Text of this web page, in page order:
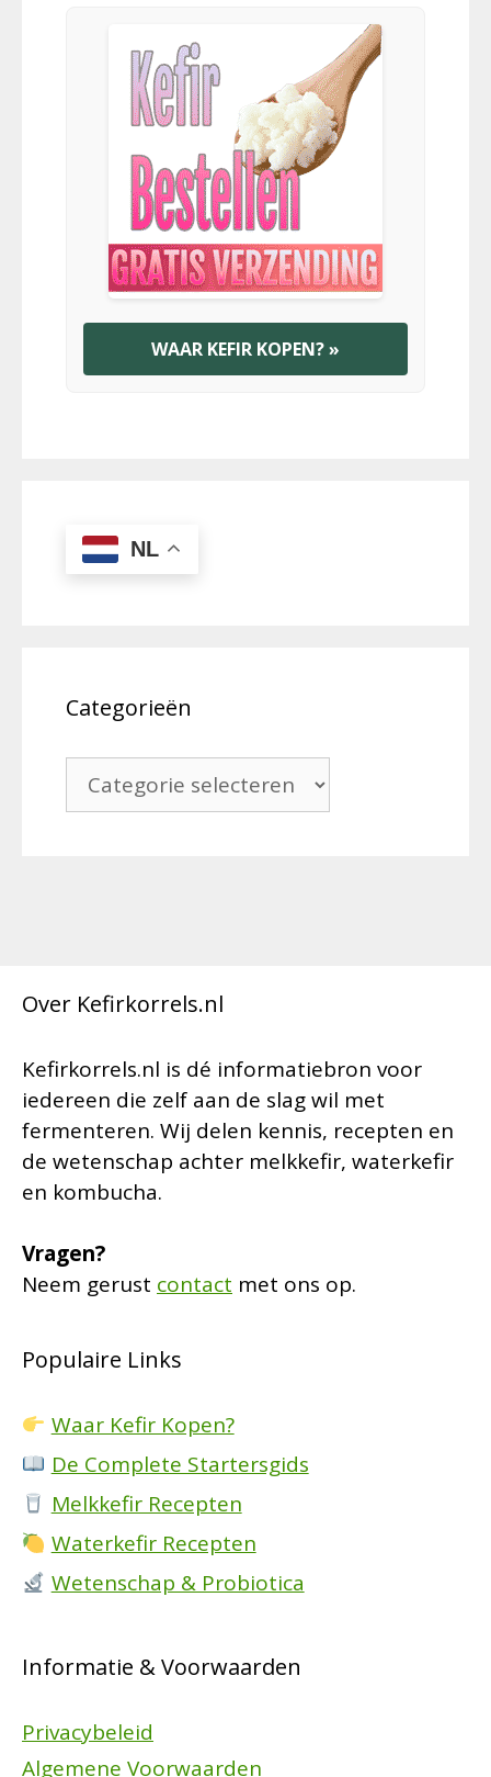
WAAR KEFIR KOPEN? »
NL
Categorieën
Categorieën
Over Kefirkorrels.nl
Kefirkorrels.nl is dé informatiebron voor
iedereen die zelf aan de slag wil met
fermenteren. Wij delen kennis, recepten en
de wetenschap achter melkkefir, waterkefir
en kombucha.
Vragen?
Neem gerust contact met ons op.
Populaire Links
Waar Kefir Kopen?
De Complete Startersgids
Melkkefir Recepten
Waterkefir Recepten
Wetenschap & Probiotica
Informatie & Voorwaarden
Privacybeleid
Algemene Voorwaarden